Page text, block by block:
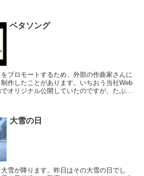
ベタソング
プロモートするため、外部の作曲家さんに
作したことがあります。いちおう当社Web
オリジナル公開していたのですが、たぶ
大雪の日
雪が降ります。昨日はその大雪の日でし